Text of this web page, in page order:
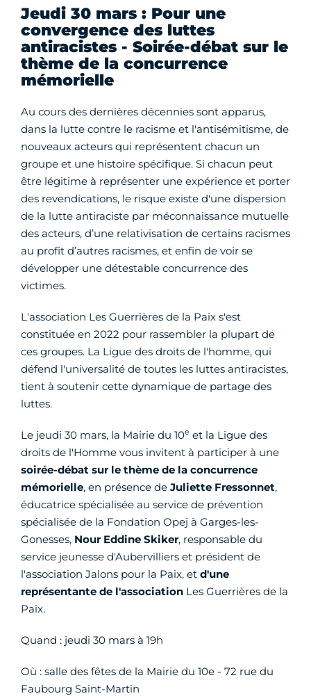
Jeudi 30 mars : Pour une
convergence des luttes
antiracistes - Soirée-débat sur le
thème de la concurrence
mémorielle
Au cours des dernières décennies sont apparus,
dans la lutte contre le racisme et l'antisémitisme, de
nouveaux acteurs qui représentent chacun un
groupe et une histoire spécifique. Si chacun peut
être légitime à représenter une expérience et porter
des revendications, le risque existe d'une dispersion
de la lutte antiraciste par méconnaissance mutuelle
des acteurs, d’une relativisation de certains racismes
au profit d’autres racismes, et enfin de voir se
développer une détestable concurrence des
victimes.
L'association Les Guerrières de la Paix s'est
constituée en 2022 pour rassembler la plupart de
ces groupes. La Ligue des droits de l'homme, qui
défend l'universalité de toutes les luttes antiracistes,
tient à soutenir cette dynamique de partage des
luttes.
Le jeudi 30 mars, la Mairie du 10e et la Ligue des
droits de l'Homme vous invitent à participer à une
soirée-débat sur le thème de la concurrence
mémorielle, en présence de Juliette Fressonnet,
éducatrice spécialisée au service de prévention
spécialisée de la Fondation Opej à Garges-les-
Gonesses, Nour Eddine Skiker, responsable du
service jeunesse d'Aubervilliers et président de
l'association Jalons pour la Paix, et d'une
représentante de l'association Les Guerrières de la
Paix.
Quand : jeudi 30 mars à 19h
Où : salle des fêtes de la Mairie du 10e - 72 rue du
Faubourg Saint-Martin